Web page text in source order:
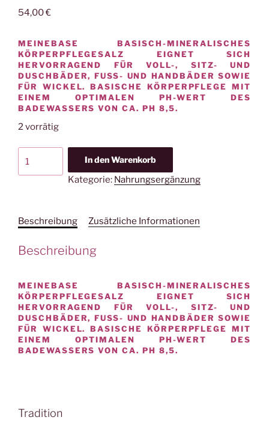
54,00€
MEINEBASE BASISCH-MINERALISCHES
KÖRPERPFLEGESALZ EIGNET SICH
HERVORRAGEND FÜR VOLL-, SITZ- UND
DUSCHBÄDER, FUSS- UND HANDBÄDER SOWIE F
ÜR WICKEL. BASISCHE KÖRPERPFLEGE MIT E
INEM OPTIMALEN PH-WERT DES B
ADEWASSERS VON CA. PH 8,5.
2 vorrätig
Jentschura
2750
Menge
In den Warenkorb
Kategorie: Nahrungsergänzung
Beschreibung Zusätzliche Informationen
Beschreibung
MEINEBASE BASISCH-MINERALISCHES
KÖRPERPFLEGESALZ EIGNET SICH
HERVORRAGEND FÜR VOLL-, SITZ- UND
DUSCHBÄDER, FUSS- UND HANDBÄDER SOWIE F
ÜR WICKEL. BASISCHE KÖRPERPFLEGE MIT E
INEM OPTIMALEN PH-WERT DES B
ADEWASSERS VON CA. PH 8,5.
Tradition